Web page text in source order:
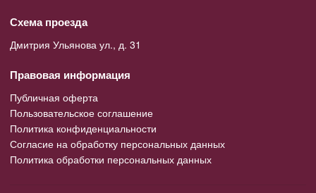
Схема проезда
Дмитрия Ульянова ул., д. 31
Правовая информация
Публичная оферта
Пользовательское соглашение
Политика конфиденциальности
Согласие на обработку персональных данных
Политика обработки персональных данных